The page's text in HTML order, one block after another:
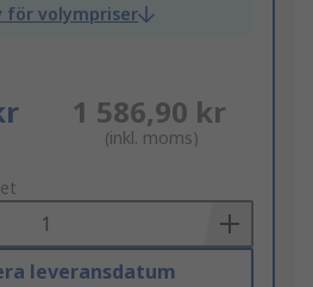
för volympriser
1 586,90 kr
(inkl. moms)
leveransdatum